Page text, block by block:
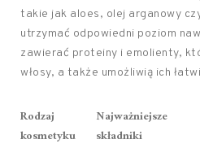
takie jak aloes, olej arganowy
utrzymać odpowiedni poziom
zawierać proteiny i emolienty,
włosy, a także umożliwią ich
Rodzaj
kosmetyku
Najważniejsze
składniki